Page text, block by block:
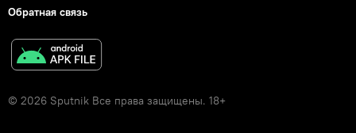
Обратная связь
© 2026 Sputnik Все права защищены. 18+